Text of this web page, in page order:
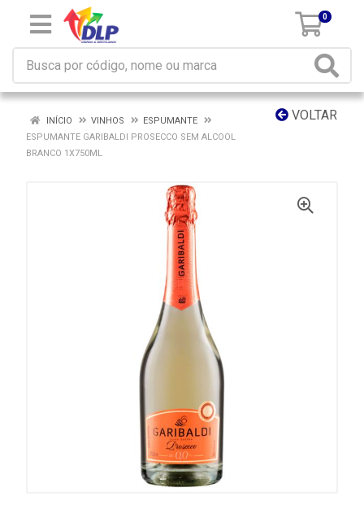
0
VOLTAR
INÍCIO VINHOS
ESPUMANTE
ESPUMANTE GARIBALDI PROSECCO SEM ALCOOL
BRANCO 1X750ML